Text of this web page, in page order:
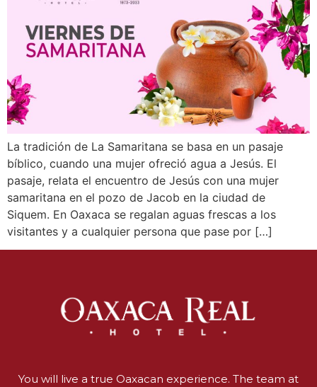
La tradición de La Samaritana se basa en un pasaje
bíblico, cuando una mujer ofreció agua a Jesús. El
pasaje, relata el encuentro de Jesús con una mujer
samaritana en el pozo de Jacob en la ciudad de
Siquem. En Oaxaca se regalan aguas frescas a los
visitantes y a cualquier persona que pase por […]
You will live a true Oaxacan experience. The team at